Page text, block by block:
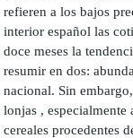
refieren a los bajos
interior español las
doce meses la
resumir en dos:
nacional. Sin
lonjas , especialmente
cereales procedentes